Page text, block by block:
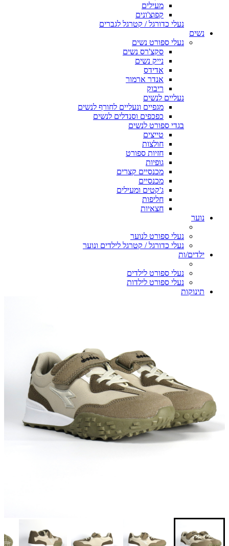
מעילים
קפוצ'ונים
נעלי כדורגל / קטרגל לגברים
נשים
נעלי ספורט נשים
סקצ'רס נשים
נייק נשים
אדידס
אנדר ארמור
ריבוק
נעליים לנשים
מגפיים ונעליים לחורף לנשים
כפכפים וסנדלים לנשים
בגדי ספורט לנשים
טייצים
חולצות
חזיות ספורט
גופיות
מכנסיים קצרים
מכנסיים
ג'קטים ומעילים
חליפות
חצאיות
נוער
נעלי ספורט לנוער
נעלי כדורגל / קטרגל לילדים ונוער
ילדים/ות
נעלי ספורט לילדים
נעלי ספורט לילדות
תינוקות